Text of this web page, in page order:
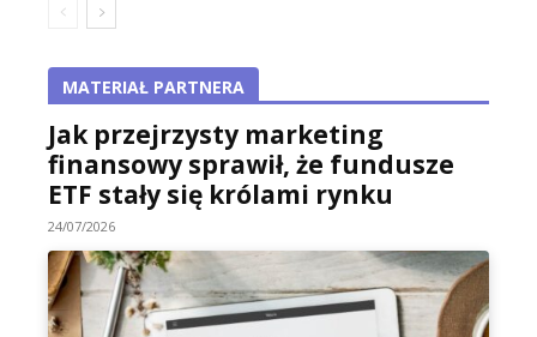
MATERIAŁ PARTNERA
Jak przejrzysty marketing
finansowy sprawił, że fundusze
ETF stały się królami rynku
24/07/2026